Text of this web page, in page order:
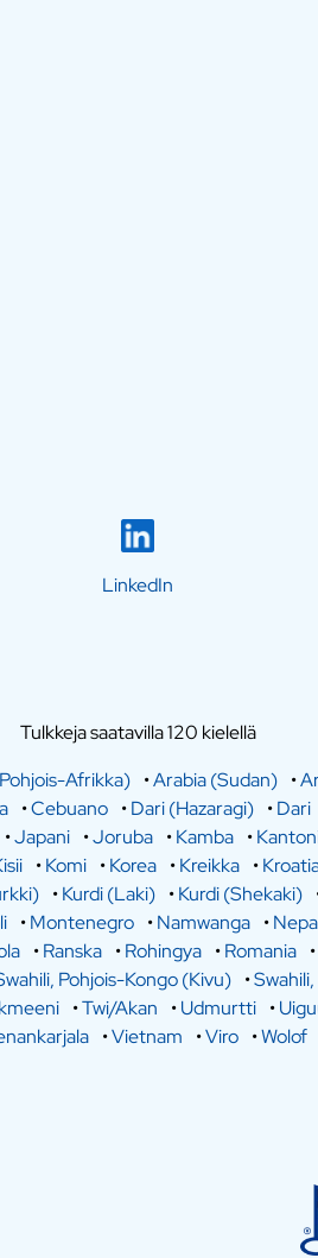
LinkedIn
Tulkkeja saatavilla 120 kielellä
Afrikka) •Arabia (Sudan) •
•Cebuano •Dari (Hazaragi) •Dari
•Japani •Joruba •Kamba •
•Komi •Korea •Kreikka •
•Kurdi (Laki) •Kurdi (Shekaki)
•Montenegro •Namwanga •
•Ranska •Rohingya •Romania •
Pohjois-Kongo (Kivu) •
•Twi/Akan •Udmurtti •
•Vietnam •Viro •Wolof